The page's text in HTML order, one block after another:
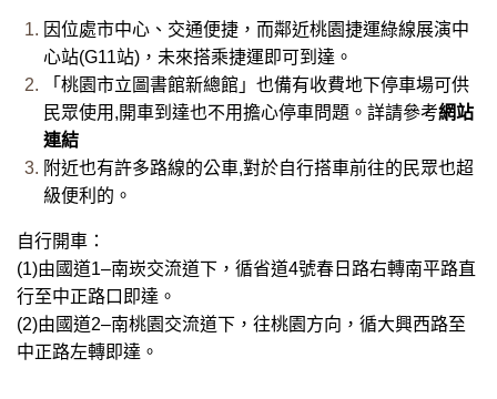
因位處市中心、交通便捷，而鄰近桃園捷運綠線展演中
心站(G11站)，未來搭乘捷運即可到達。
「桃園市立圖書館新總館」也備有收費地下停車場可供
民眾使用,開車到達也不用擔心停車問題。詳請參考網站
連結
附近也有許多路線的公車,對於自行搭車前往的民眾也超
級便利的。
自行開車：
(1)由國道1–南崁交流道下，循省道4號春日路右轉南平路直
行至中正路口即達。
(2)由國道2–南桃園交流道下，往桃園方向，循大興西路至
中正路左轉即達。